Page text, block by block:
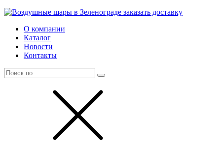
О компании
Каталог
Новости
Контакты